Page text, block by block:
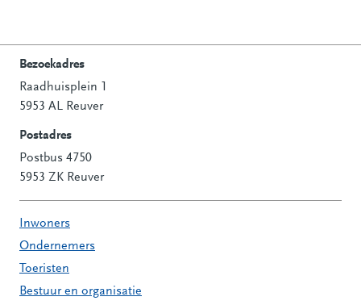
Contactinformatie
Bezoekadres
Raadhuisplein 1
5953 AL Reuver
Postadres
Postbus 4750
5953 ZK Reuver
Inwoners
Ondernemers
Toeristen
Bestuur en organisatie